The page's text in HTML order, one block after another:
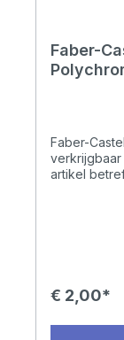
Faber-
Faber-
verkrijgbaar
artikel
€ 2,00*